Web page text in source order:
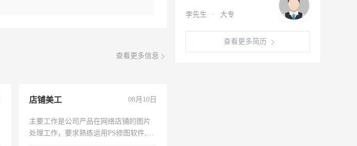
查看更多信息
店铺美工 08月10日
主要工作是公司产品在网络店铺的图片
处理工作，要求熟练运用PS修图软件,工
李先生 · 大专
查看更多简历